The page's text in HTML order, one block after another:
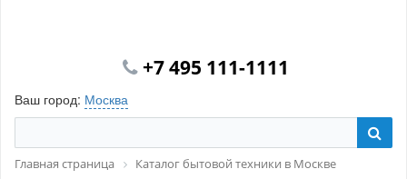
+7 495 111-1111
Ваш город: Москва
Главная страница
Каталог бытовой техники в Москве